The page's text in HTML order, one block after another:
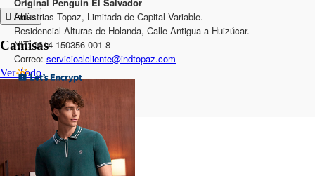
Atrás
Camisas
Ver Todo
Industrias Topaz, Limitada de Capital Variable.
Residencial Alturas de Holanda, Calle Antigua a Huizúcar.
NIT: 0614-150356-001-8
Correo: servicioalcliente@indtopaz.com